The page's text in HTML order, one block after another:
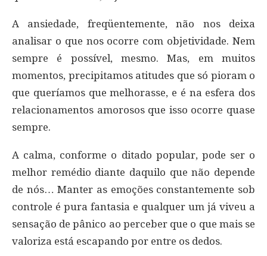
A ansiedade, freqüentemente, não nos deixa
analisar o que nos ocorre com objetividade. Nem
sempre é possível, mesmo. Mas, em muitos
momentos, precipitamos atitudes que só pioram o
que queríamos que melhorasse, e é na esfera dos
relacionamentos amorosos que isso ocorre quase
sempre.
A calma, conforme o ditado popular, pode ser o
melhor remédio diante daquilo que não depende
de nós… Manter as emoções constantemente sob
controle é pura fantasia e qualquer um já viveu a
sensação de pânico ao perceber que o que mais se
valoriza está escapando por entre os dedos.